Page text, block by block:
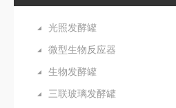
光照发酵罐
微型生物反应器
生物发酵罐
三联玻璃发酵罐